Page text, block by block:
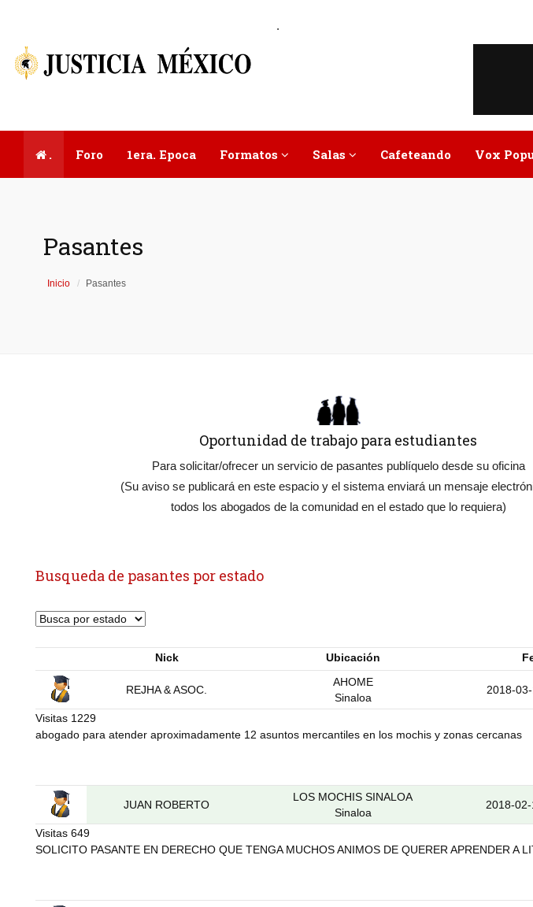
.
. Foro 1era. Epoca Formatos Salas Cafeteando Vox
Pasantes
Inicio Pasantes
Oportunidad de trabajo para estudiantes
Para solicitar/ofrecer un servicio de pasantes publíquelo desde su oficina
(Su aviso se publicará en este espacio y el sistema enviará un mensaje
todos los abogados de la comunidad en el estado que lo requiera)
Busqueda de pasantes por estado
Nick Ubicación
REJHA & ASOC.
AHOME
Sinaloa
2018-
Visitas 1229
abogado para atender aproximadamente 12 asuntos mercantiles en los mochis y zonas cercanas
JUAN ROBERTO
LOS MOCHIS SINALOA
Sinaloa
2018-
Visitas 649
SOLICITO PASANTE EN DERECHO QUE TENGA MUCHOS ANIMOS DE QUERER APRENDER A